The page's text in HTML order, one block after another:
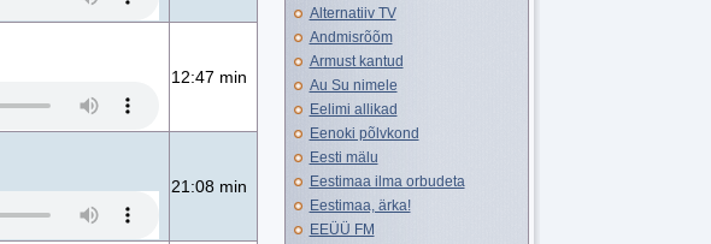
12:47 min
21:08 min
Alternatiiv TV
Andmisrõõm
Armust kantud
Au Su nimele
Eelimi allikad
Eenoki põlvkond
Eesti mälu
Eestimaa ilma orbudeta
Eestimaa, ärka!
EEÜÜ FM